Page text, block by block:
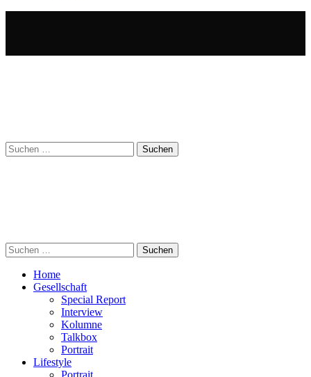
Suchen
nach:
Suchen
nach:
Home
Gesellschaft
Special Report
Interview
Kolumne
Talkbox
Portrait
Lifestyle
Portrait